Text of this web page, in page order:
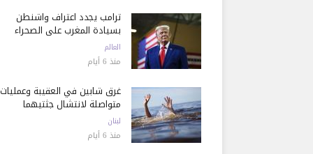
ترامب يجدد اعتراف واشنطن
بسيادة المغرب على الصحراء
العالم
منذ 6 أيام
غرق شابين في العقيبة وعمليات
متواصلة لانتشال جثتيهما
لبنان
منذ 6 أيام